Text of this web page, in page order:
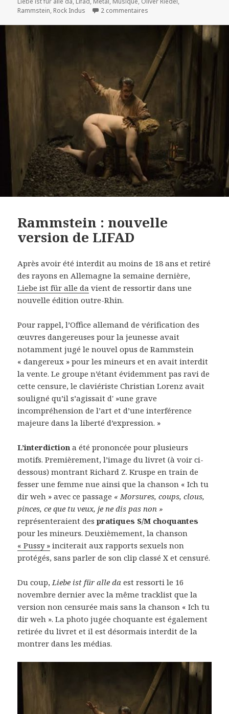
Rammstein, Rock Indus 2 commentaires
Rammstein : nouvelle
version de LIFAD
Après avoir été interdit au moins de 18 ans et retiré
des rayons en Allemagne la semaine dernière,
Liebe ist für alle da vient de ressortir dans une
nouvelle édition outre-Rhin.
Pour rappel, l’Office allemand de vérification des
œuvres dangereuses pour la jeunesse avait
notamment jugé le nouvel opus de Rammstein
« dangereux » pour les mineurs et en avait interdit
la vente. Le groupe n’étant évidemment pas ravi de
cette censure, le claviériste Christian Lorenz avait
souligné qu’il s’agissait d' »une grave
incompréhension de l’art et d’une interférence
majeure dans la liberté d’expression. »
L’interdiction a été prononcée pour plusieurs
motifs. Premièrement, l’image du livret (à voir ci-
dessous) montrant Richard Z. Kruspe en train de
fesser une femme nue ainsi que la chanson « Ich tu
dir weh » avec ce passage « Morsures, coups, clous,
pinces, ce que tu veux, je ne dis pas non »
représenteraient despratiques S/M choquantes
pour les mineurs. Deuxièmement, la chanson
« Pussy » inciterait aux rapports sexuels non
protégés, sans parler de son clip classé X et censuré.
Du coup, Liebe ist für alle da est ressorti le 16
novembre dernier avec la même tracklist que la
version non censurée mais sans la chanson « Ich tu
dir weh ». La photo jugée choquante est également
retirée du livret et il est désormais interdit de la
montrer dans les médias.